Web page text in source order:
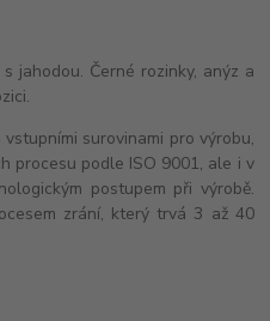
jahodou. Černé rozinky, anýz a
surovinami pro výrobu,
procesu podle ISO 9001, ale i v
postupem při výrobě.
zrání, který trvá 3 až 40